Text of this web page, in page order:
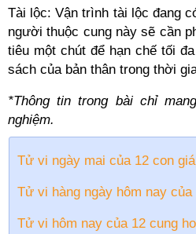
Tài lộc: Vận trình tài lộc đang
người thuộc cung này sẽ cần
tiêu một chút để hạn chế tối
sách của bản thân trong thời
*Thông tin trong bài chỉ
nghiệm.
Tử vi ngày mai của 12 con
Tử vi hàng ngày hôm nay
Tử vi hôm nay của 12 cung